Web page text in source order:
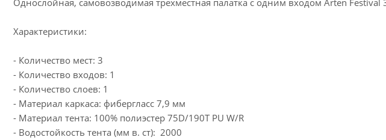
Однослойная, самовозводимая трехместная палатка с одним входом Arten Festival
Характеристики:
- Количество мест: 3
- Количество входов: 1
- Количество слоев: 1
- Материал каркаса: фибергласс 7,9 мм
- Материал тента: 100% полиэстер 75D/190T PU W/R
- Водостойкость тента (мм в. ст): 2000